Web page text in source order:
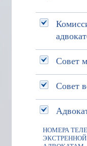
Совет
Совет
НОМЕРА